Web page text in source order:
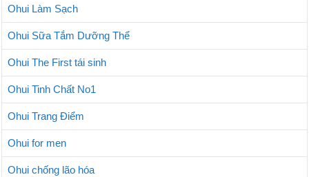
Ohui Làm Sạch
Ohui Sữa Tắm Dưỡng Thể
Ohui The First tái sinh
Ohui Tinh Chất No1
Ohui Trang Điểm
Ohui for men
Ohui chống lão hóa